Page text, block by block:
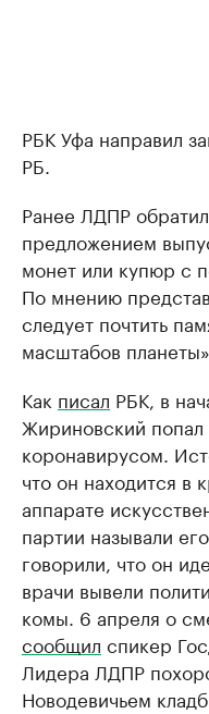
РБК Уфа направил
РБ.
Ранее ЛДПР
предложением
монет или купюр с
По мнению
следует почтить
масштабов
Как писал РБК, в
Жириновский попал
коронавирусом.
что он находится в
аппарате
партии называли
говорили, что он
врачи вывели
комы. 6 апреля о
сообщил спикер
Лидера ЛДПР
Новодевичьем